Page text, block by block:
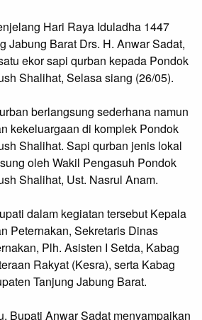
Hari Raya Iduladha 1447
Jabung Barat Drs. H. Anwar Sadat,
ekor sapi qurban kepada Pondok
Shalihat, Selasa siang (26/05).
berlangsung sederhana namun
kekeluargaan di komplek Pondok
Shalihat. Sapi qurban jenis lokal
oleh Wakil Pengasuh Pondok
Shalihat, Ust. Nasrul Anam.
dalam kegiatan tersebut Kepala
Peternakan, Sekretaris Dinas
Plh. Asisten I Setda, Kabag
Rakyat (Kesra), serta Kabag
Tanjung Jabung Barat.
Bupati Anwar Sadat menyampaikan